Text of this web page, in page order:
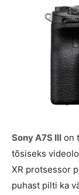
Sony A7S III on
tõsiseks
XR protsessor
puhast pilti ka